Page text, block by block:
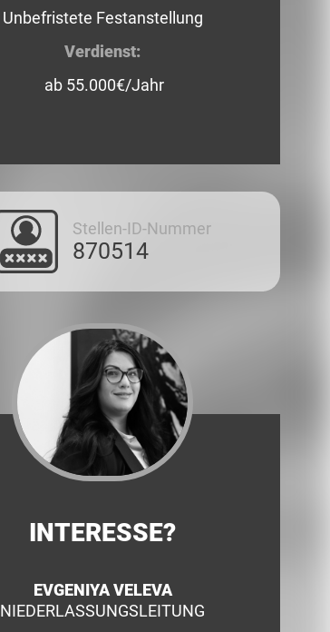
Unbefristete Festanstellung
Verdienst:
ab 55.000€/Jahr
Stellen-ID-Nummer
870514
INTERESSE?
EVGENIYA VELEVA
NIEDERLASSUNGSLEITUNG